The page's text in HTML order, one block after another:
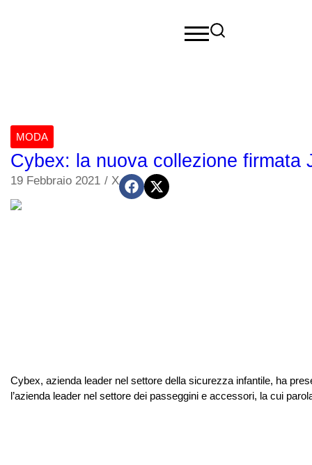
MODA
Cybex: la nuova collezione
19 Febbraio 2021 / X
Cybex, azienda leader nel settore della sicurezza infantile, ha
l’azienda leader nel settore dei passeggini e accessori, la cui